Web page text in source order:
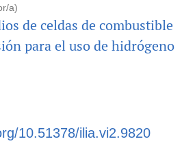
a)
de celdas de combustible
para el uso de hidrógeno
10.51378/ilia.vi2.9820